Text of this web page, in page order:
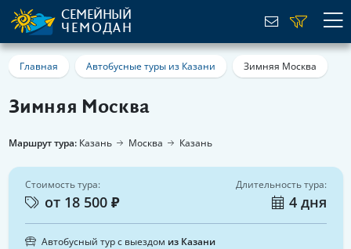
СЕМЕЙНЫЙ
ЧЕМОДАН
Главная Автобусные туры из Казани Зимняя Москва
Зимняя Москва
Маршрут тура: Казань Москва Казань
Стоимость тура:
от 18 500 ₽
Длительность тура:
4 дня
Автобусный тур с выездом из Казани